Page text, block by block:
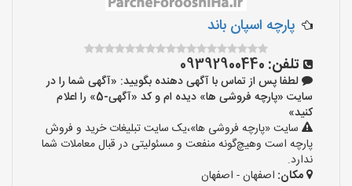
پارچه اسپان باند
تلفن: 09392900440
لطفا پس از تماس با آگهی دهنده بگویید: «آگهی شما را در
سایت «پارچه فروشی ها» دیده ام و کد «آگهی-5» را اعلام
کنید»
سایت «پارچه فروشی ها»،یک سایت تبلیغات خرید و فروش
پارچه است وهیچ‌گونه منفعت و مسئولیتی در قبال معاملات شما
ندارد.
مکان: اصفهان - اصفهان